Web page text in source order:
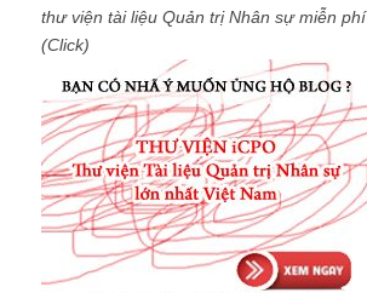
thư viện tài liệu Quản trị Nhân sự miễn phí
(Click)